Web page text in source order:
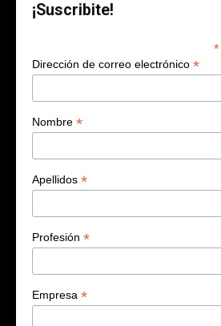
¡Suscribite!
*
Dirección de correo electrónico *
Nombre *
Apellidos *
Profesión *
Empresa *